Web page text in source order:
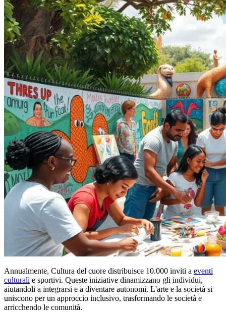
Annualmente, Cultura del cuore distribuisce 10.000 inviti a eventi
culturali e sportivi. Queste iniziative dinamizzano gli individui,
aiutandoli a integrarsi e a diventare autonomi. L'arte e la società si
uniscono per un approccio inclusivo, trasformando le società e
arricchendo le comunità.